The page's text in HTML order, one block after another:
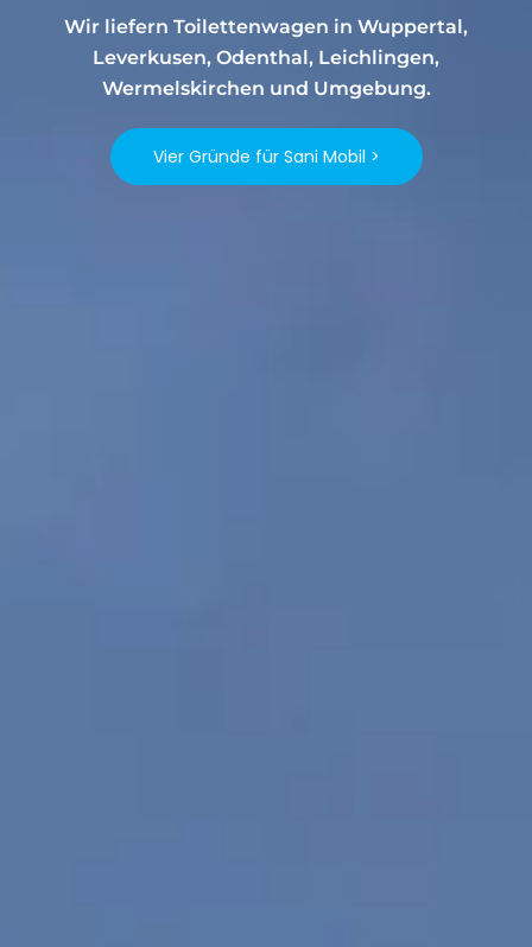
Wir liefern Toilettenwagen in Wuppertal,
Leverkusen, Odenthal, Leichlingen,
Wermelskirchen und Umgebung.
Vier Gründe für Sani Mobil >